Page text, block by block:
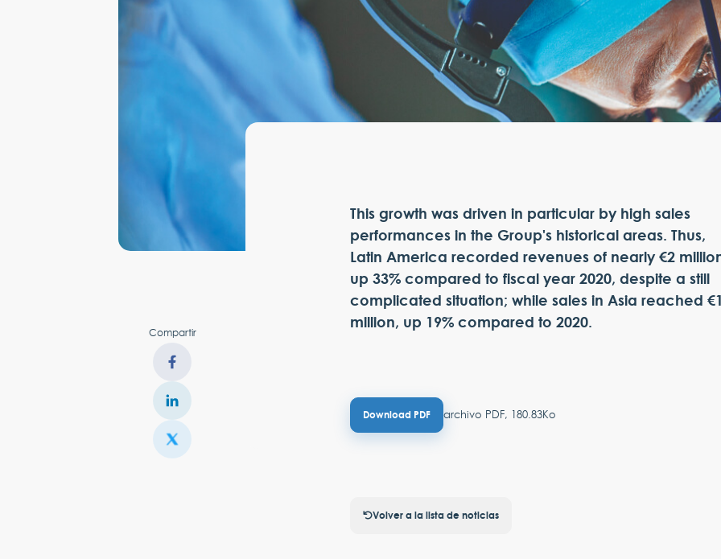
Compartir
This growth was driven in particular by high sales
performances in the Group's historical areas. Thus,
Latin America recorded revenues of nearly €2
up 33% compared to fiscal year 2020, despite a still
complicated situation; while sales in Asia reached
million, up 19% compared to 2020.
Download PDF archivo PDF, 180.83Ko
Volver a la lista de noticias